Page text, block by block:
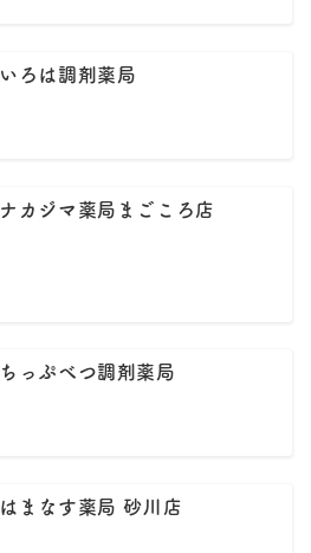
いろは調剤薬局
ナカジマ薬局まごころ店
ちっぷべつ調剤薬局
はまなす薬局 砂川店